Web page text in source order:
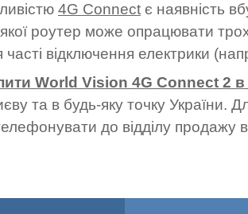
4G Connect є наявність
роутер може опрацювати
часті відключення електрики
World Vision 4G Connect 2 в
та в будь-яку точку України.
до відділу продажу